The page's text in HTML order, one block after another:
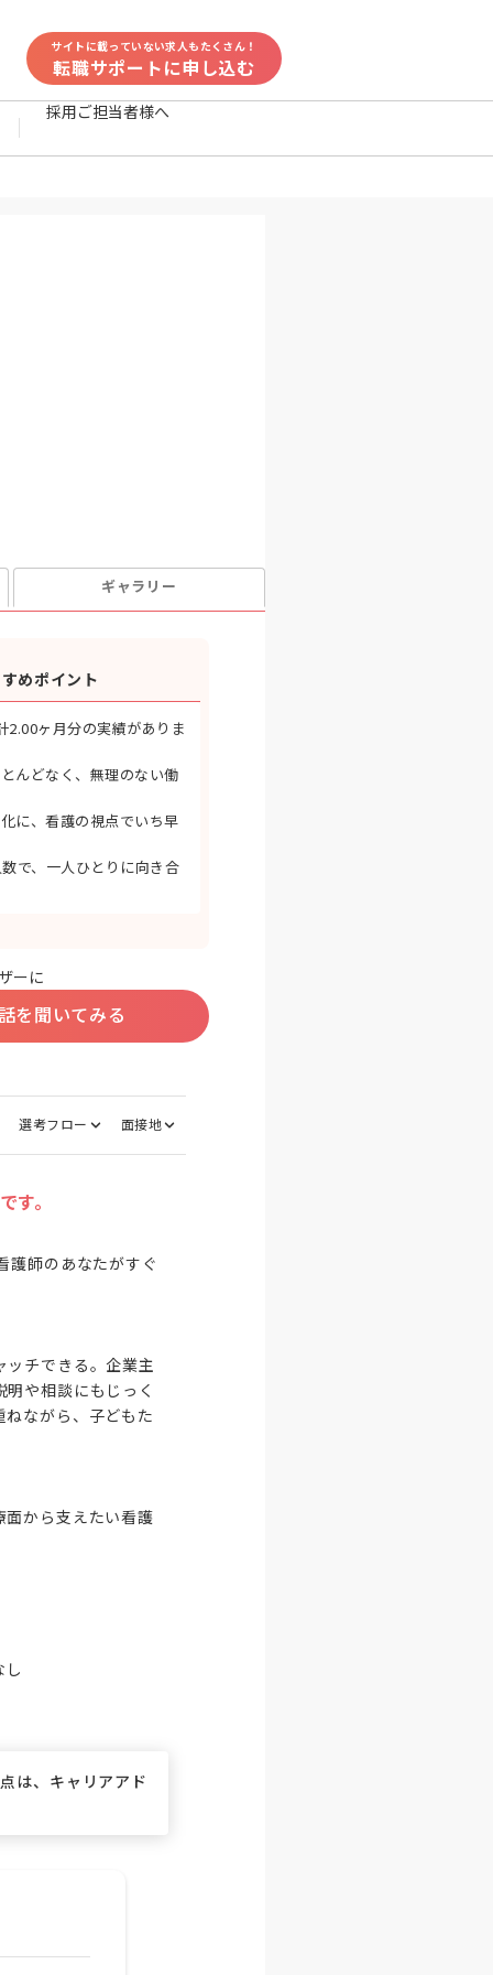
サイトに載っていない求人もたくさん！
転職サポートに申し込む
採用ご担当者様へ
ギャラリー
めポイント
2.00ヶ月分の実績がありま
んどなく、無理のない働
に、看護の視点でいち早
で、一人ひとりに向き合
ーに
を聞いてみる
選考フロー 面接地
す。
護師のあなたがすぐ
ッチできる。企業主
や相談にもじっく
ながら、子どもた
面から支えたい看護
し
は、キャリアアド